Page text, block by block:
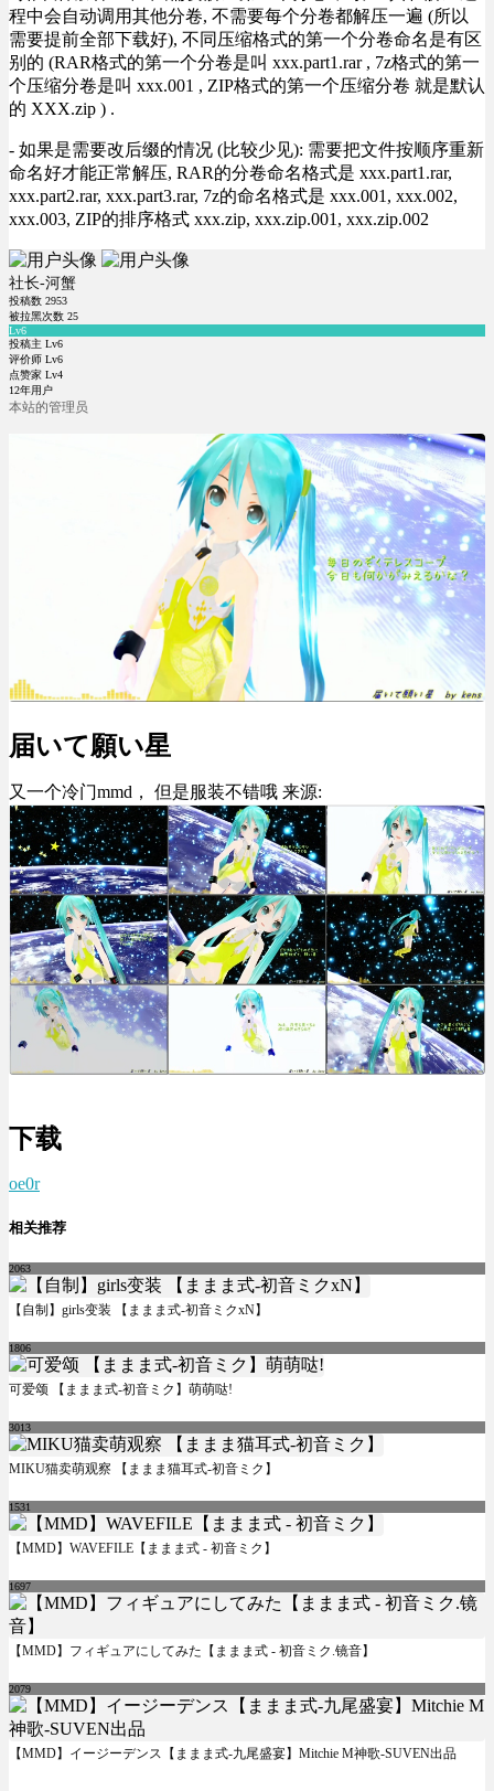
程中会自动调用其他分卷, 不需要每个分卷都解压一遍 (所以
需要提前全部下载好), 不同压缩格式的第一个分卷命名是有区
别的 (RAR格式的第一个分卷是叫 xxx.part1.rar , 7z格式的第一
个压缩分卷是叫 xxx.001 , ZIP格式的第一个压缩分卷 就是默认
的 XXX.zip ) .
- 如果是需要改后缀的情况 (比较少见): 需要把文件按顺序重新
命名好才能正常解压, RAR的分卷命名格式是 xxx.part1.rar,
xxx.part2.rar, xxx.part3.rar, 7z的命名格式是 xxx.001, xxx.002,
xxx.003, ZIP的排序格式 xxx.zip, xxx.zip.001, xxx.zip.002
社长-河蟹
投稿数 2953
被拉黑次数 25
Lv6
投稿主 Lv6
评价师 Lv6
点赞家 Lv4
12年用户
本站的管理员
届いて願い星
又一个冷门mmd， 但是服装不错哦 来源:
下载
oe0r
相关推荐
2063
【自制】girls变装 【ままま式-初音ミクxN】
1806
可爱颂 【ままま式-初音ミク】萌萌哒!
3013
MIKU猫卖萌观察 【ままま猫耳式-初音ミク】
1531
【MMD】WAVEFILE【ままま式 - 初音ミク】
1697
【MMD】フィギュアにしてみた【ままま式 - 初音ミク.镜音】
2079
【MMD】イージーデンス【ままま式-九尾盛宴】Mitchie M神歌-SUVEN出品